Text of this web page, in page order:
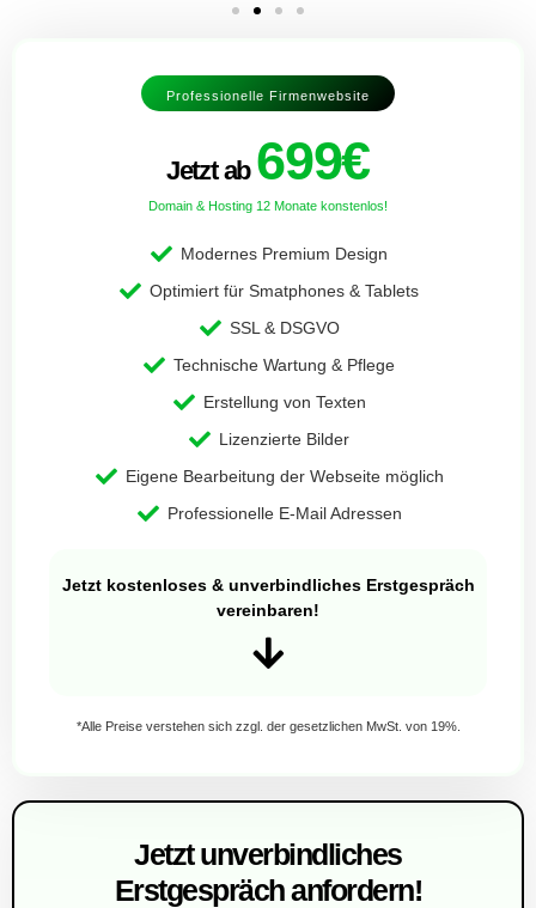
Professionelle Firmenwebsite
Jetzt ab 699€
Domain & Hosting 12 Monate konstenlos!​
Modernes Premium Design
Optimiert für Smatphones & Tablets
SSL & DSGVO
Technische Wartung & Pflege
Erstellung von Texten
Lizenzierte Bilder
Eigene Bearbeitung der Webseite möglich
Professionelle E-Mail Adressen
Jetzt kostenloses & unverbindliches Erstgespräch
vereinbaren!
*Alle Preise verstehen sich zzgl. der gesetzlichen MwSt. von 19%.
Jetzt unverbindliches
Erstgespräch anfordern!